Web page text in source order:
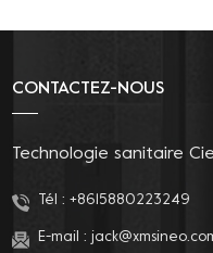
CONTACTEZ-NOUS
Technologie sanitaire
Tél : +8615880223249
E-mail :